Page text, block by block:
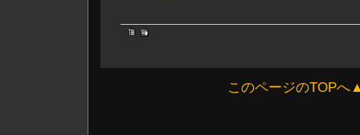
このページのTOPへ